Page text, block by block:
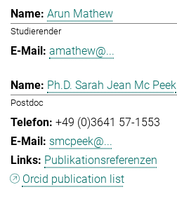
Arun Mathew
Studierender
amathew@...
Ph.D. Sarah Jean Mc Peek
Postdoc
+49 (0)3641 57-1553
smcpeek@...
Publikationsreferenzen
Orcid publication list